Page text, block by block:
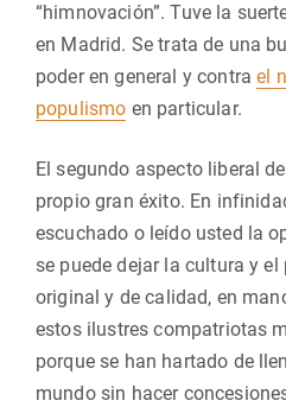
“himnovación”. Tuve la
en Madrid. Se trata de una
poder en general y contrael
populismo en particular.
El segundo aspecto liberal
propio gran éxito. En
escuchado o leído usted la
se puede dejar la cultura y
original y de calidad, en
estos ilustres compatriotas
porque se han hartado de
mundo sin hacer